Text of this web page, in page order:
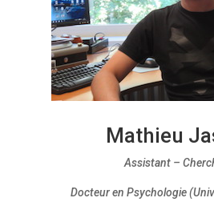
Mathieu
Assistant –
Docteur en Psychologie